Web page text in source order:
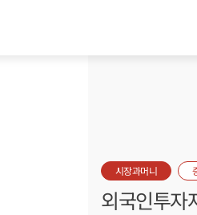
시장과머니
외국인투자